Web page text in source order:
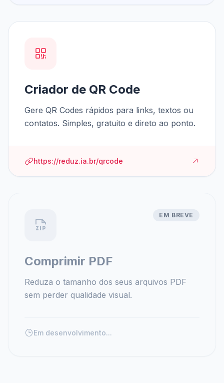
Criador de QR Code
Gere QR Codes rápidos para links, textos ou
contatos. Simples, gratuito e direto ao ponto.
https://reduz.ia.br/qrcode
EM BREVE
Comprimir PDF
Reduza o tamanho dos seus arquivos PDF
sem perder qualidade visual.
Em desenvolvimento...